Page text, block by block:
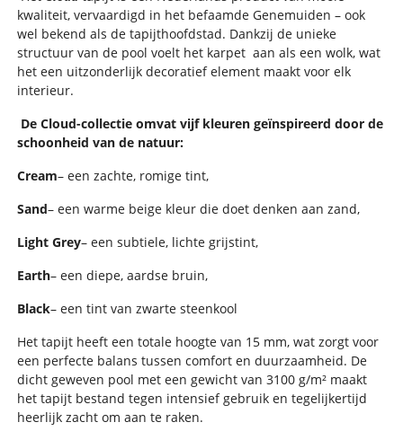
kwaliteit, vervaardigd in het befaamde Genemuiden – ook
wel bekend als de tapijthoofdstad. Dankzij de unieke
structuur van de pool voelt het karpet aan als een wolk, wat
het een uitzonderlijk decoratief element maakt voor elk
interieur.
De Cloud-collectie omvat vijf kleuren geïnspireerd door de
schoonheid van de natuur:
Cream– een zachte, romige tint,
Sand– een warme beige kleur die doet denken aan zand,
Light Grey– een subtiele, lichte grijstint,
Earth– een diepe, aardse bruin,
Black– een tint van zwarte steenkool
Het tapijt heeft een totale hoogte van 15 mm, wat zorgt voor
een perfecte balans tussen comfort en duurzaamheid. De
dicht geweven pool met een gewicht van 3100 g/m² maakt
het tapijt bestand tegen intensief gebruik en tegelijkertijd
heerlijk zacht om aan te raken.